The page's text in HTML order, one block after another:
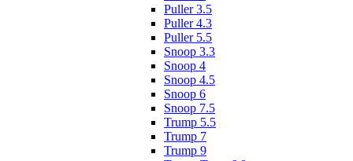
Puller 3.5
Puller 4.3
Puller 5.5
Snoop 3.3
Snoop 4
Snoop 4.5
Snoop 6
Snoop 7.5
Trump 5.5
Trump 7
Trump 9